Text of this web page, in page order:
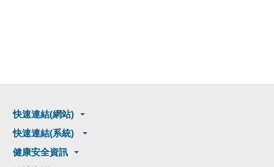
快速連結(網站)
快速連結(系統)
健康安全資訊